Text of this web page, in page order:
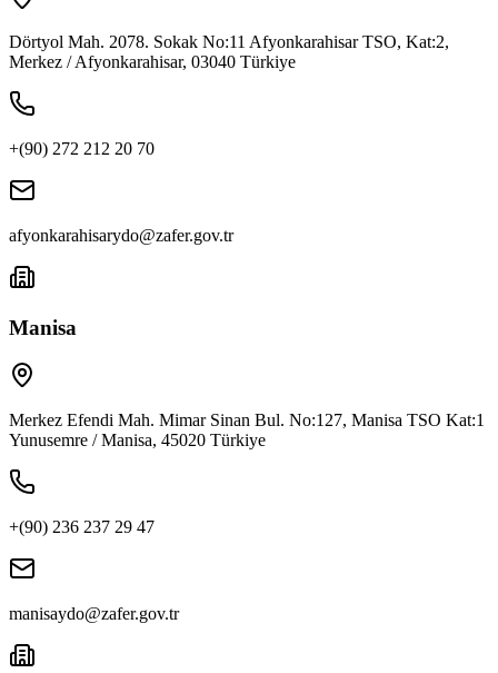
Dörtyol Mah. 2078. Sokak No:11 Afyonkarahisar TSO, Kat:2,
Merkez / Afyonkarahisar, 03040 Türkiye
+(90) 272 212 20 70
afyonkarahisarydo@zafer.gov.tr
Manisa
Merkez Efendi Mah. Mimar Sinan Bul. No:127, Manisa TSO Kat:1
Yunusemre / Manisa, 45020 Türkiye
+(90) 236 237 29 47
manisaydo@zafer.gov.tr